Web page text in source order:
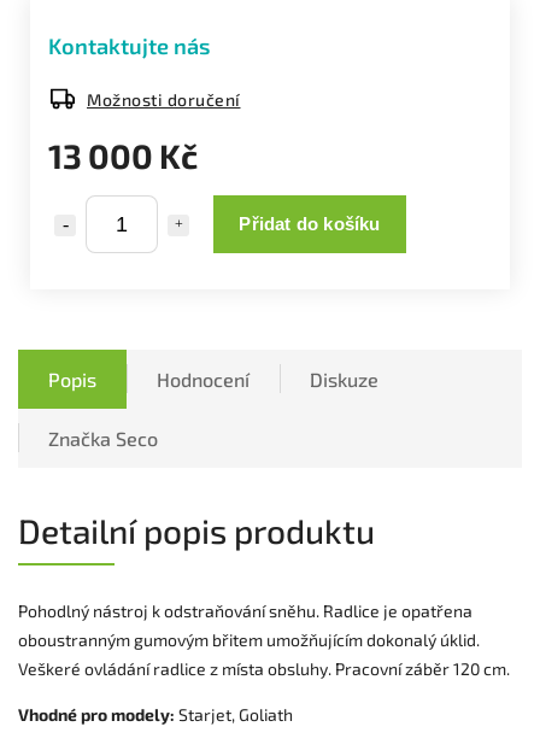
13 000 Kč
Přidat do košíku
Kontaktujte nás
Možnosti doručení
Popis Hodnocení Diskuze
Značka Seco
Detailní popis produktu
Pohodlný nástroj k odstraňování sněhu. Radlice je opatřena
oboustranným gumovým břitem umožňujícím dokonalý úklid.
Veškeré ovládání radlice z místa obsluhy. Pracovní záběr 120 cm.
Vhodné pro modely: Starjet,Goliath